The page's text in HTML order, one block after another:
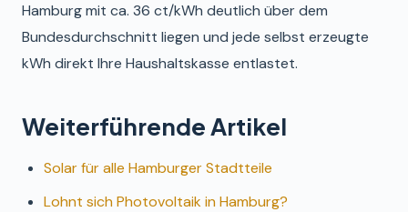
Hamburg mit ca. 36 ct/kWh deutlich über dem
Bundesdurchschnitt liegen und jede selbst erzeugte
kWh direkt Ihre Haushaltskasse entlastet.
Weiterführende Artikel
Solar für alle Hamburger Stadtteile
Lohnt sich Photovoltaik in Hamburg?